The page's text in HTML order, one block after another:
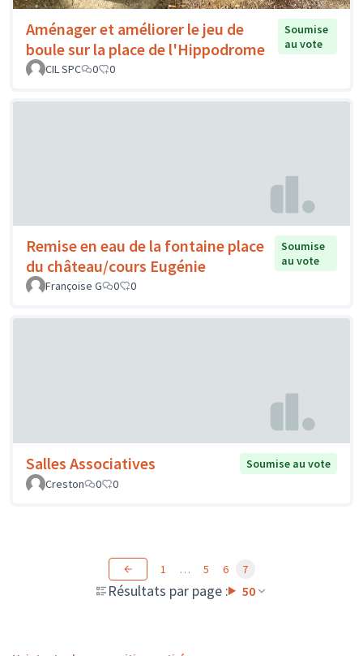
Aménager et améliorer le jeu de
boule sur la place de l'Hippodrome
Soumise
au vote
CIL SPC
0 0
Remise en eau de la fontaine place
du château/cours Eugénie
Soumise
au vote
Françoise G
0 0
Salles Associatives
Soumise au vote
Creston
0 0
Résultats par page : 50
1 … 5 6 7